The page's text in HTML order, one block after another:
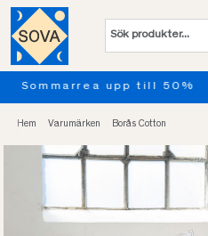
Provsov upp till
Hem Varumärken Borås Cotton